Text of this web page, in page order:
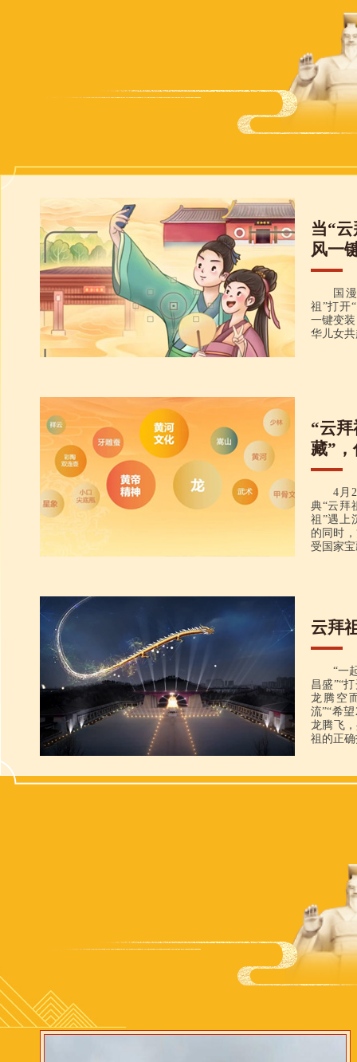
当“
风一
国
祖”打开
一键变
华儿女
“云
藏”
4月
典“云拜
祖”遇上
的同时
受国家
云拜
“一
昌盛”“
龙腾空
流”“希
龙腾飞
祖的正
三月三 黄帝故里拜轩辕